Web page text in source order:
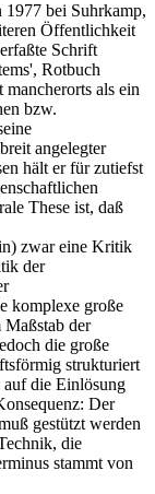
1977 bei Suhrkamp,
Öffentlichkeit
Schrift
Rotbuch
als ein
bzw.
angelegter
hält er für zutiefst
These ist, daß
zwar eine Kritik
der
komplexe große
Maßstab der
die große
strukturiert
auf die Einlösung
Der
gestützt werden
die
stammt von